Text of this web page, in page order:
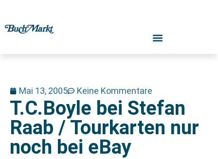
Mai 13, 2005 Keine Kommentare
T.C.Boyle bei Stefan
Raab / Tourkarten nur
noch bei eBay